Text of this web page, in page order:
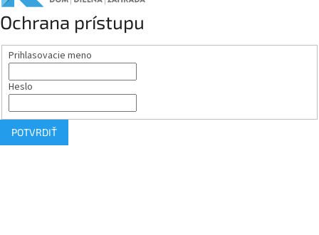
Ochrana prístupu
Prihlasovacie meno
Heslo
POTVRDIŤ